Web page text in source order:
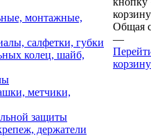
монтажные,
салфетки, губки
колец, шайб,
метчики,
защиты
держатели
Общая
—
корзину